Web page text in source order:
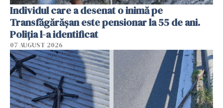
Individul care a desenat o inimă pe
Transfăgărășan este pensionar la 55 de ani.
Poliția l-a identificat
07 AUGUST 2026